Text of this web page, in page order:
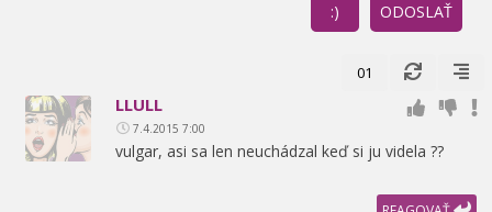
ODOSLAŤ
:)
01
LLULL
7.4.2015 7:00
vulgar, asi sa len neuchádzal keď si ju videla ??